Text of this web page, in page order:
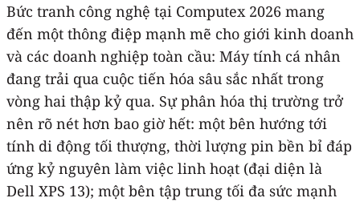
​Bức tranh công nghệ tại Computex 2026 mang
đến một thông điệp mạnh mẽ cho giới kinh doanh
và các doanh nghiệp toàn cầu: Máy tính cá nhân
đang trải qua cuộc tiến hóa sâu sắc nhất trong
vòng hai thập kỷ qua. Sự phân hóa thị trường trở
nên rõ nét hơn bao giờ hết: một bên hướng tới
tính di động tối thượng, thời lượng pin bền bỉ đáp
ứng kỷ nguyên làm việc linh hoạt (đại diện là
Dell XPS 13); một bên tập trung tối đa sức mạnh